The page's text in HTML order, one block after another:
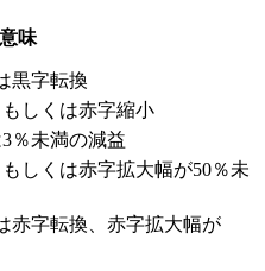
意味
黒字転換
しくは赤字縮小
％未満の減益
しくは赤字拡大幅が50％未
赤字転換、赤字拡大幅が